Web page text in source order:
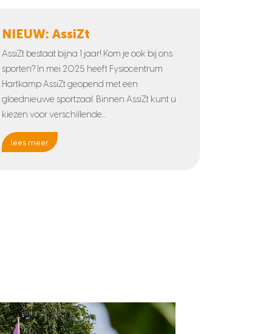
NIEUW: AssiZt
AssiZt bestaat bijna 1 jaar! Kom je ook bij ons
sporten? In mei 2025 heeft Fysiocentrum
Hartkamp AssiZt geopend met een
gloednieuwe sportzaal. Binnen AssiZt kunt u
kiezen voor verschillende...
lees meer